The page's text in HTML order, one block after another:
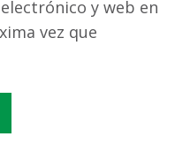
y web en
vez que